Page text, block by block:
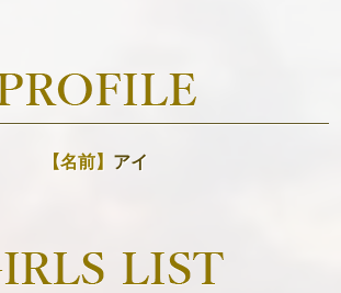
【名前】 アイ